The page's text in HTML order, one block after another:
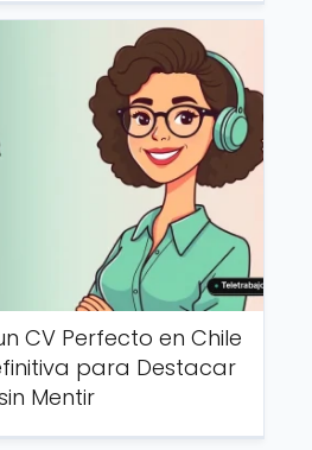
CV Perfecto en Chile
para Destacar
Mentir